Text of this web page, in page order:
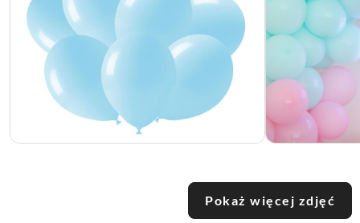
Pokaż więcej zdjęć